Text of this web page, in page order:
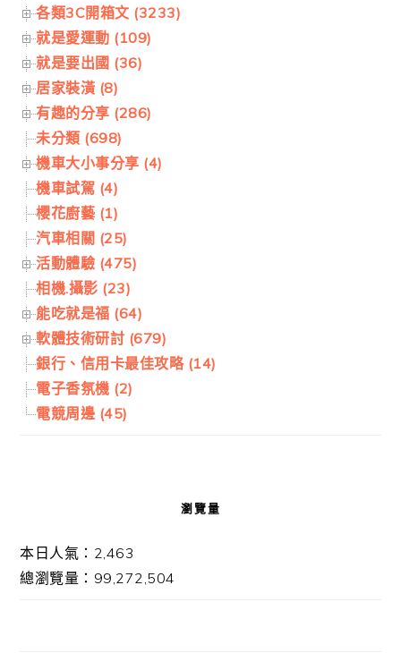
各類3C開箱文 (3233)
就是愛運動 (109)
就是要出國 (36)
居家裝潢 (8)
有趣的分享 (286)
未分類 (698)
機車大小事分享 (4)
機車試駕 (4)
櫻花廚藝 (1)
汽車相關 (25)
活動體驗 (475)
相機.攝影 (23)
能吃就是福 (64)
軟體技術研討 (679)
銀行、信用卡最佳攻略 (14)
電子香氛機 (2)
電競周邊 (45)
瀏覽量
本日人氣：2,463
總瀏覽量：99,272,504